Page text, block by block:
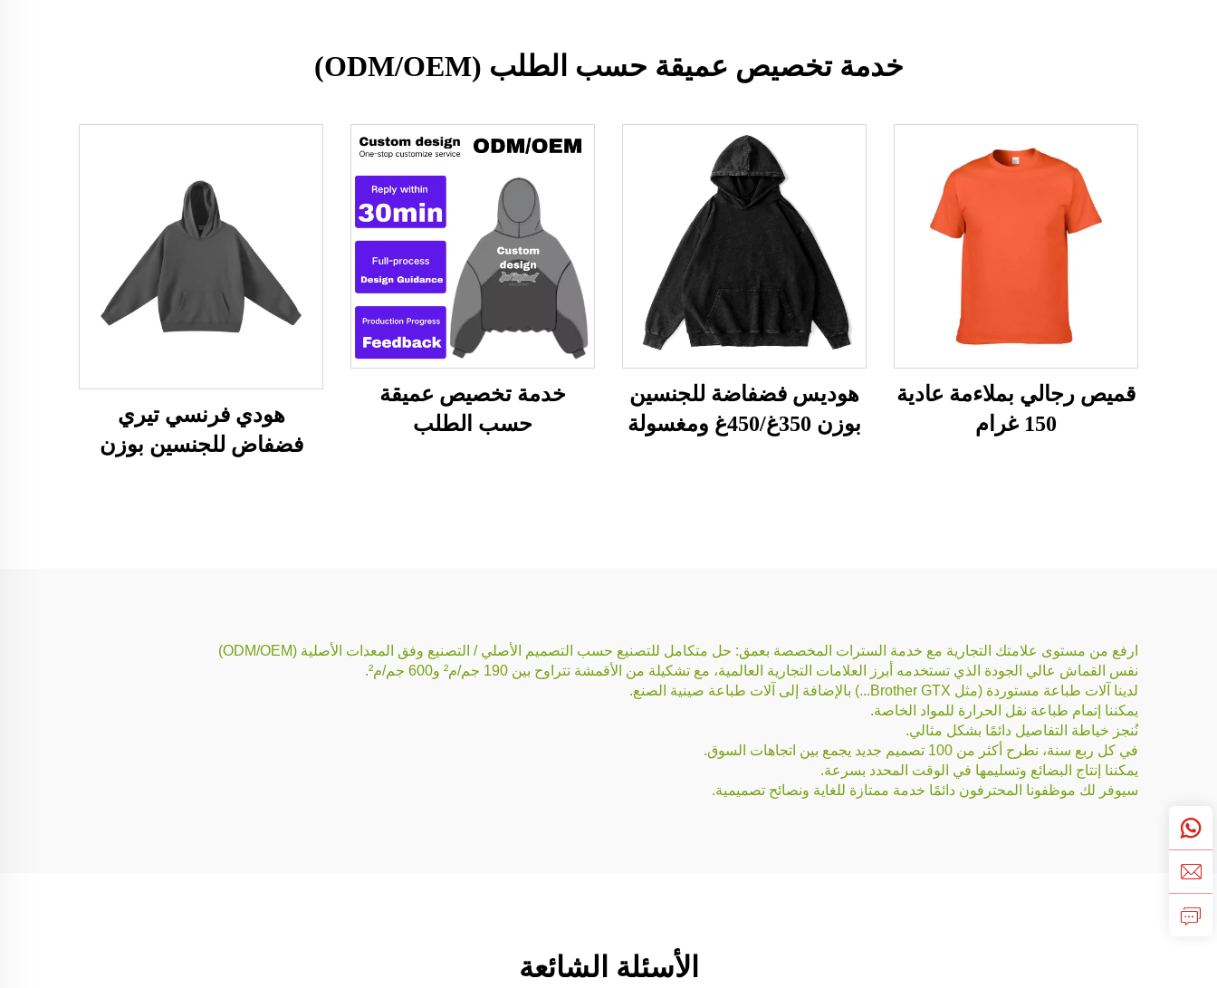
خدمة تخصيص عميقة حسب الطلب (ODM/OEM)
قميص رجالي بملاءمة عادية
150 غرام
هوديس فضفاضة للجنسين
بوزن 350غ/450غ ومغسولة
خدمة تخصيص عميقة
حسب الطلب
هودي فرنسي تيري
فضفاض للجنسين بوزن
ارفع من مستوى علامتك التجارية مع خدمة السترات المخصصة بعمق: حل متكامل للتصنيع حسب التصميم الأصلي / التصنيع وفق المعدات الأصلية (ODM/OEM)
نفس القماش عالي الجودة الذي تستخدمه أبرز العلامات التجارية العالمية، مع تشكيلة من الأقمشة تتراوح بين 190 جم/م² و600 جم/م².
لدينا آلات طباعة مستوردة (مثل Brother GTX...) بالإضافة إلى آلات طباعة صينية الصنع.
يمكننا إتمام طباعة نقل الحرارة للمواد الخاصة.
نُنجز خياطة التفاصيل دائمًا بشكل مثالي.
في كل ربع سنة، نطرح أكثر من 100 تصميم جديد يجمع بين اتجاهات السوق.
يمكننا إنتاج البضائع وتسليمها في الوقت المحدد بسرعة.
سيوفر لك موظفونا المحترفون دائمًا خدمة ممتازة للغاية ونصائح تصميمية.
الأسئلة الشائعة